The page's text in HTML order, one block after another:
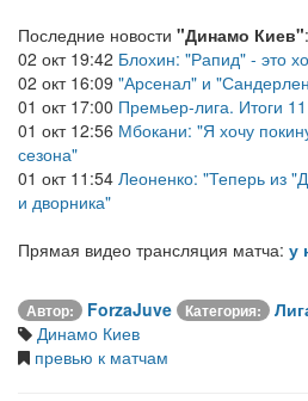
Последние новости "Динамо Киев":
02 окт 19:42 Блохин: "Рапид" - это
02 окт 16:09 "Арсенал" и
01 окт 17:00 Премьер-лига. Итоги
01 окт 12:56 Мбокани: "Я хочу
сезона"
01 окт 11:54 Леоненко: "Теперь из
и дворника"
Прямая видео трансляция матча: у
Автор: ForzaJuve Категория:
Динамо Киев
превью к матчам